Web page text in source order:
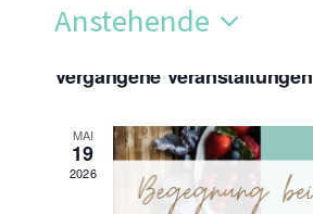
Suche
Veranstaltungen
Schlüsselwort.
Anstehende
wählen.
Vergangene Veranstaltungen
MAI
19
2026